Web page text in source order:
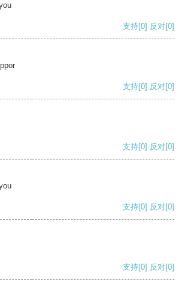
支持[0] 反对[0]
支持[0] 反对[0]
支持[0] 反对[0]
支持[0] 反对[0]
支持[0] 反对[0]